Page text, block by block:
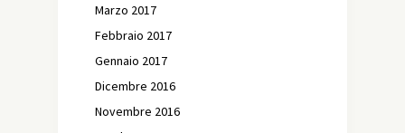
Marzo 2017
Febbraio 2017
Gennaio 2017
Dicembre 2016
Novembre 2016